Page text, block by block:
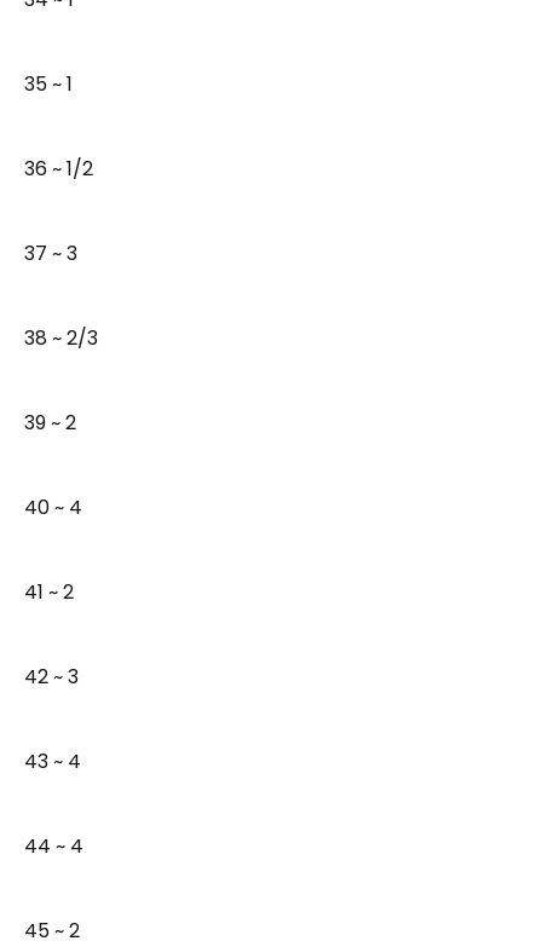
35 ~ 1
36 ~ 1/2
37 ~ 3
38 ~ 2/3
39 ~ 2
40 ~ 4
41 ~ 2
42 ~ 3
43 ~ 4
44 ~ 4
45 ~ 2